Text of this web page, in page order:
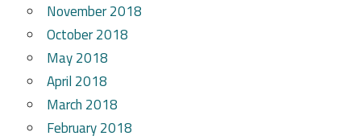
November 2018
October 2018
May 2018
April 2018
March 2018
February 2018